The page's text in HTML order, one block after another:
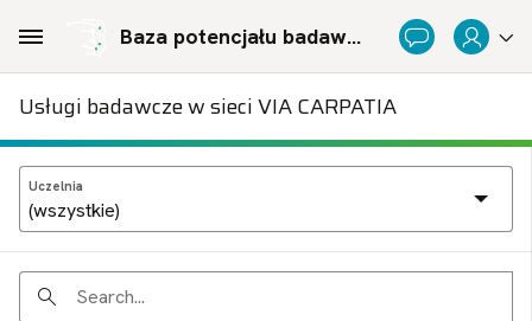
Baza potencjału badawczego Politechnicznej Sieci Via Carpatia im. Prezydenta RP Lecha Kaczyńskiego
Usługi badawcze w sieci VIA CARPATIA
Uczelnia
Search